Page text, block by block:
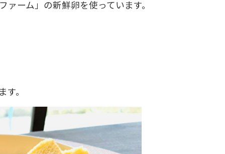
ーム」の新鮮卵を使っています。
。